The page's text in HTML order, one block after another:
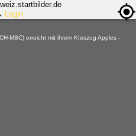
Login
MBC) erreicht mit ihrem KIeszug Apples -